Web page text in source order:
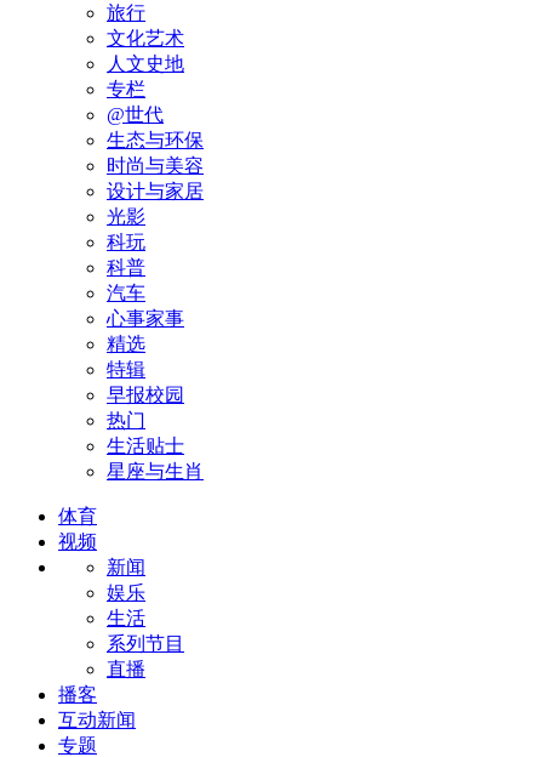
旅行
文化艺术
人文史地
专栏
@世代
生态与环保
时尚与美容
设计与家居
光影
科玩
科普
汽车
心事家事
精选
特辑
早报校园
热门
生活贴士
星座与生肖
体育
视频
新闻
娱乐
生活
系列节目
直播
播客
互动新闻
专题